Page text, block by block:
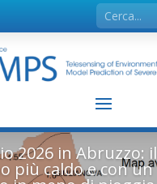
2026 in Abruzzo: il
più caldo e con un